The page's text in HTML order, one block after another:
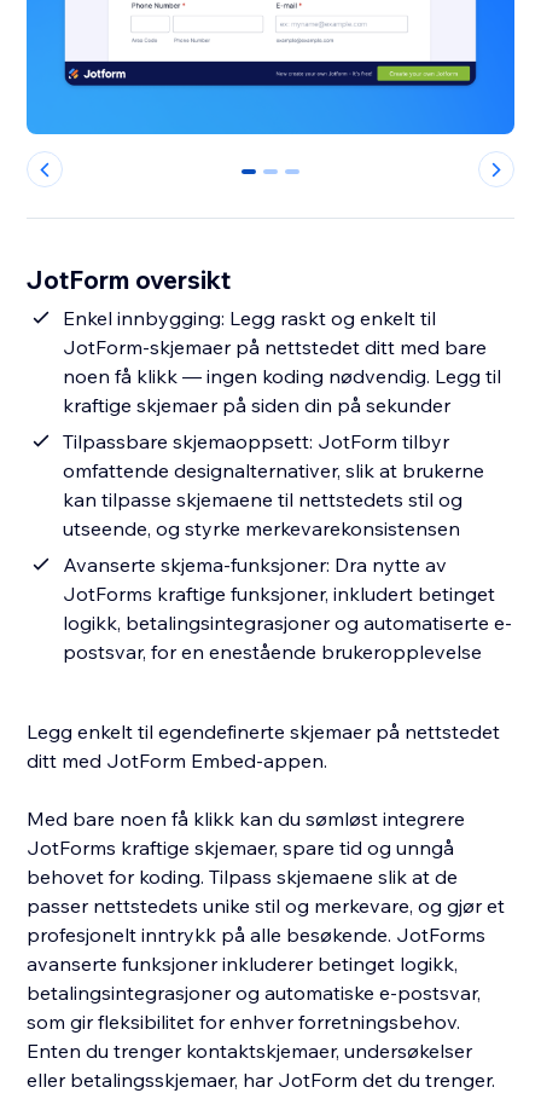
0 1 2
JotForm oversikt
Enkel innbygging: Legg raskt og enkelt til
JotForm-skjemaer på nettstedet ditt med bare
noen få klikk — ingen koding nødvendig. Legg til
kraftige skjemaer på siden din på sekunder
Tilpassbare skjemaoppsett: JotForm tilbyr
omfattende designalternativer, slik at brukerne
kan tilpasse skjemaene til nettstedets stil og
utseende, og styrke merkevarekonsistensen
Avanserte skjema-funksjoner: Dra nytte av
JotForms kraftige funksjoner, inkludert betinget
logikk, betalingsintegrasjoner og automatiserte e-
postsvar, for en enestående brukeropplevelse
Legg enkelt til egendefinerte skjemaer på nettstedet
ditt med JotForm Embed-appen.
Med bare noen få klikk kan du sømløst integrere
JotForms kraftige skjemaer, spare tid og unngå
behovet for koding. Tilpass skjemaene slik at de
passer nettstedets unike stil og merkevare, og gjør et
profesjonelt inntrykk på alle besøkende. JotForms
avanserte funksjoner inkluderer betinget logikk,
betalingsintegrasjoner og automatiske e-postsvar,
som gir fleksibilitet for enhver forretningsbehov.
Enten du trenger kontaktskjemaer, undersøkelser
eller betalingsskjemaer, har JotForm det du trenger.